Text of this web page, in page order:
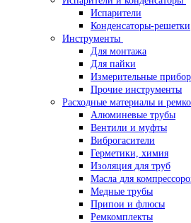
Испарители
Конденсаторы-решетки
Инструменты
Для монтажа
Для пайки
Измерительные
Прочие инструменты
Расходные материалы и
Алюминевые трубы
Вентили и муфты
Виброгасители
Герметики, химия
Изоляция для труб
Масла для
Медные трубы
Припои и флюсы
Ремкомплекты